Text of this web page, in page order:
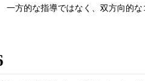
一方的な指導ではなく、双方向的